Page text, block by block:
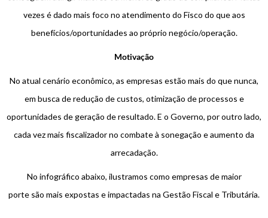
vezes é dado mais foco no atendimento do Fisco do que aos
benefícios/oportunidades ao próprio negócio/operação.
Motivação
No atual cenário econômico, as empresas estão mais do que nunca,
em busca de redução de custos, otimização de processos e
oportunidades de geração de resultado. E o Governo, por outro lado,
cada vez mais fiscalizador no combate à sonegação e aumento da
arrecadação.
No infográfico abaixo, ilustramos como empresas de maior
porte são mais expostas e impactadas na Gestão Fiscal e Tributária.